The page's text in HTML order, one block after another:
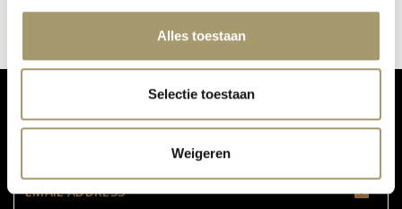
Alles toestaan
Selectie toestaan
Weigeren